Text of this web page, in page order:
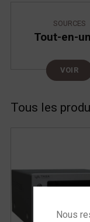
SOURCES
Tout-en-un
VOIR
Tous les